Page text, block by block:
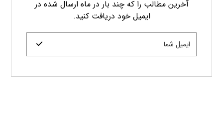
آخرین مطالب را که چند بار در ماه ارسال شده در
ایمیل خود دریافت کنید.